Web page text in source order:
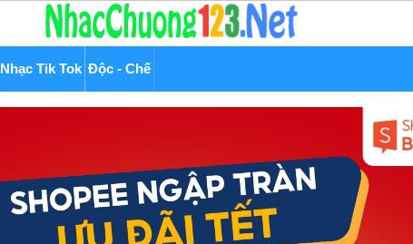
Nhạc Tik Tok Độc - Chế